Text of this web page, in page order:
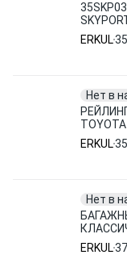
ERKUL
Нет в
ERKUL
ERKUL
Нет в
ERKUL